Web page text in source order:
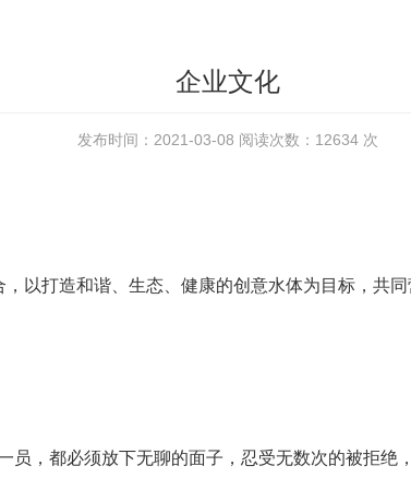
企业文化
发布时间：2021-03-08 阅读次数：12634 次
以打造和谐、生态、健康的创意水体为目标，共同
员，都必须放下无聊的面子，忍受无数次的被拒